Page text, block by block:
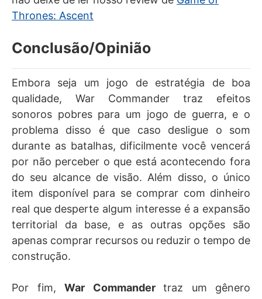
Thrones: Ascent
Conclusão/Opinião
Embora seja um jogo de estratégia de boa
qualidade, War Commander traz efeitos
sonoros pobres para um jogo de guerra, e o
problema disso é que caso desligue o som
durante as batalhas, dificilmente você vencerá
por não perceber o que está acontecendo fora
do seu alcance de visão. Além disso, o único
item disponível para se comprar com dinheiro
real que desperte algum interesse é a expansão
territorial da base, e as outras opções são
apenas comprar recursos ou reduzir o tempo de
construção.
Por fim, War Commander traz um gênero